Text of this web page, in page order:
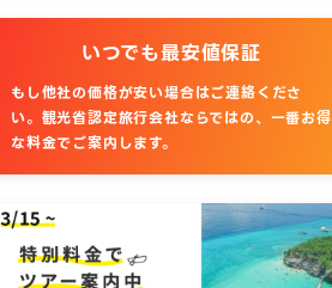
いつでも最安値保証
もし他社の価格が安い場合はご連絡くださ
い。観光省認定旅行会社ならではの、 一番お得
な料金でご案内します。